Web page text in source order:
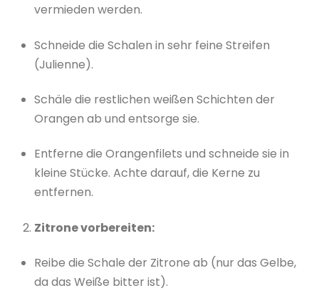
vermieden werden.
Schneide die Schalen in sehr feine Streifen
(Julienne).
Schäle die restlichen weißen Schichten der
Orangen ab und entsorge sie.
Entferne die Orangenfilets und schneide sie in
kleine Stücke. Achte darauf, die Kerne zu
entfernen.
Zitrone vorbereiten:
Reibe die Schale der Zitrone ab (nur das Gelbe,
da das Weiße bitter ist).